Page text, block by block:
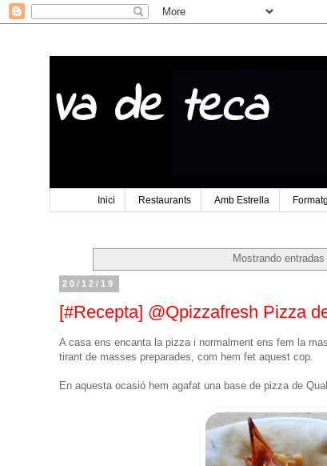
Va de teca
Inici Restaurants Amb Estrella
Mostrando
20/12/19
[#Recepta] @Qpizzafresh Pizza
A casa ens encanta la pizza i normalment ens fem la
tirant de masses preparades, com hem fet aquest cop.
En aquesta ocasió hem agafat una base de pizza de